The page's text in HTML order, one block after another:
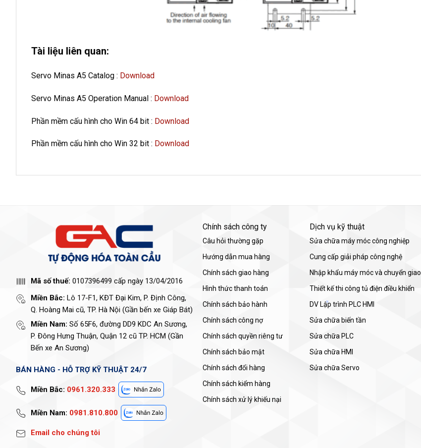
Tài liệu liên quan:
Servo Minas A5 Catalog : Download
Servo Minas A5 Operation Manual : Download
Phần mềm cấu hình cho Win 64 bit : Download
Phần mềm cấu hình cho Win 32 bit : Download
Mã số thuế: 0107396499 cấp ngày 13/04/2016
Miền Bắc: Lô 17-F1, KĐT Đại Kim, P. Định Công,
Q. Hoàng Mai cũ, TP. Hà Nội (Gần bến xe Giáp Bát)
Miền Nam: Số 65F6, đường DD9 KDC An Sương,
P. Đông Hưng Thuận, Quận 12 cũ TP. HCM (Gần
Bến xe An Sương)
BÁN HÀNG - HỖ TRỢ KỸ THUẬT 24/7
Miền Bắc: 0961.320.333
Miền Nam: 0981.810.800
Email cho chúng tôi
Chính sách công ty
Câu hỏi thường gặp
Hướng dẫn mua hàng
Chính sách giao hàng
Hình thức thanh toán
Chính sách bảo hành
Chính sách công nợ
Chính sách quyền riêng tư
Chính sách bảo mật
Chính sách đổi hàng
Chính sách kiểm hàng
Chính sách xử lý khiếu nại
Dịch vụ kỹ thuật
Sửa chữa máy móc công nghiệp
Cung cấp giải pháp công nghệ
Nhập khẩu máy móc và chuyển giao
Thiết kế thi công tủ điện điều khiển
DV Lập trình PLC HMI
Sửa chữa biến tần
Sửa chữa PLC
Sửa chữa HMI
Sửa chữa Servo